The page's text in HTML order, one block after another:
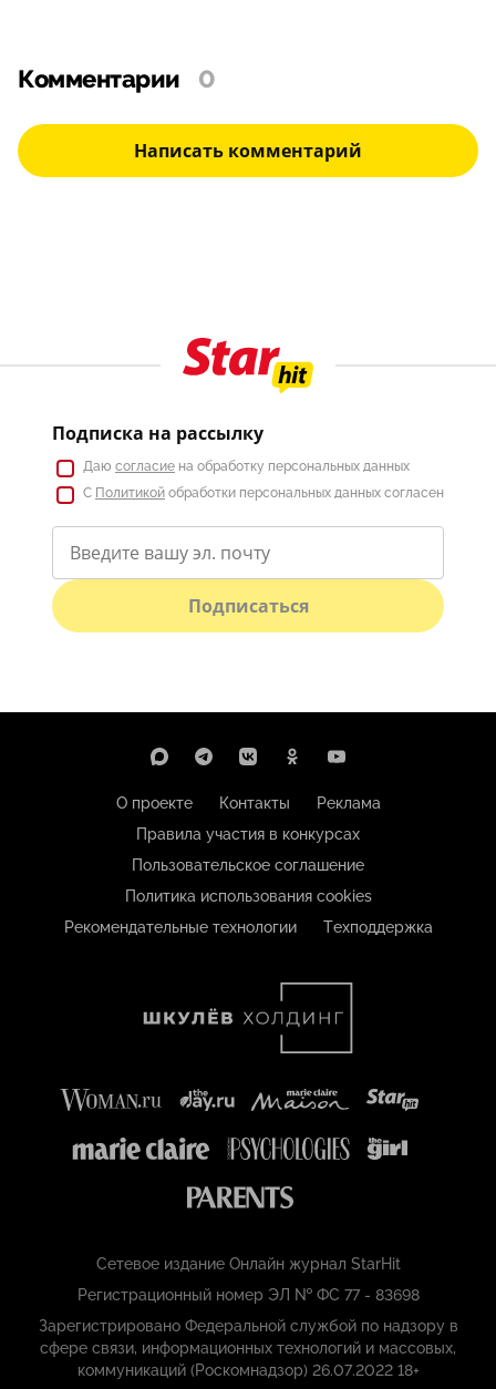
Комментарии 0
Написать комментарий
Подписка на рассылку
Даю согласие на обработку персональных данных
С Политикой обработки персональных данных согласен
Подписаться
О проекте Контакты
Реклама
Правила участия в конкурсах
Пользовательское соглашение
Политика использования cookies
Рекомендательные технологии
Техподдержка
Сетевое издание Онлайн журнал StarHit
Регистрационный номер ЭЛ № ФС 77 - 83698
Зарегистрировано Федеральной службой по надзору в
сфере связи, информационных технологий и массовых,
коммуникаций (Роскомнадзор) 26.07.2022 18+